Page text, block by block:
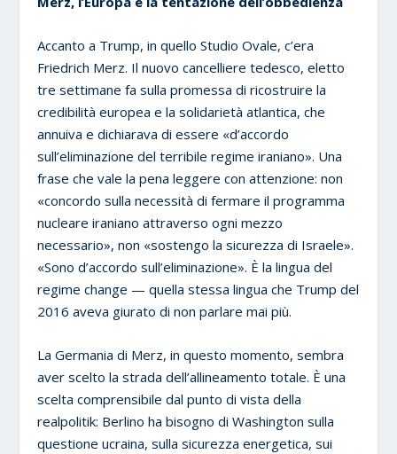
Accanto a Trump, in quello Studio Ovale, c’era
Friedrich Merz. Il nuovo cancelliere tedesco, eletto
tre settimane fa sulla promessa di ricostruire la
credibilità europea e la solidarietà atlantica, che
annuiva e dichiarava di essere «d’accordo
sull’eliminazione del terribile regime iraniano». Una
frase che vale la pena leggere con attenzione: non
«concordo sulla necessità di fermare il programma
nucleare iraniano attraverso ogni mezzo
necessario», non «sostengo la sicurezza di Israele».
«Sono d’accordo sull’eliminazione». È la lingua del
regime change — quella stessa lingua che Trump del
2016 aveva giurato di non parlare mai più.
La Germania di Merz, in questo momento, sembra
aver scelto la strada dell’allineamento totale. È una
scelta comprensibile dal punto di vista della
realpolitik: Berlino ha bisogno di Washington sulla
questione ucraina, sulla sicurezza energetica, sui